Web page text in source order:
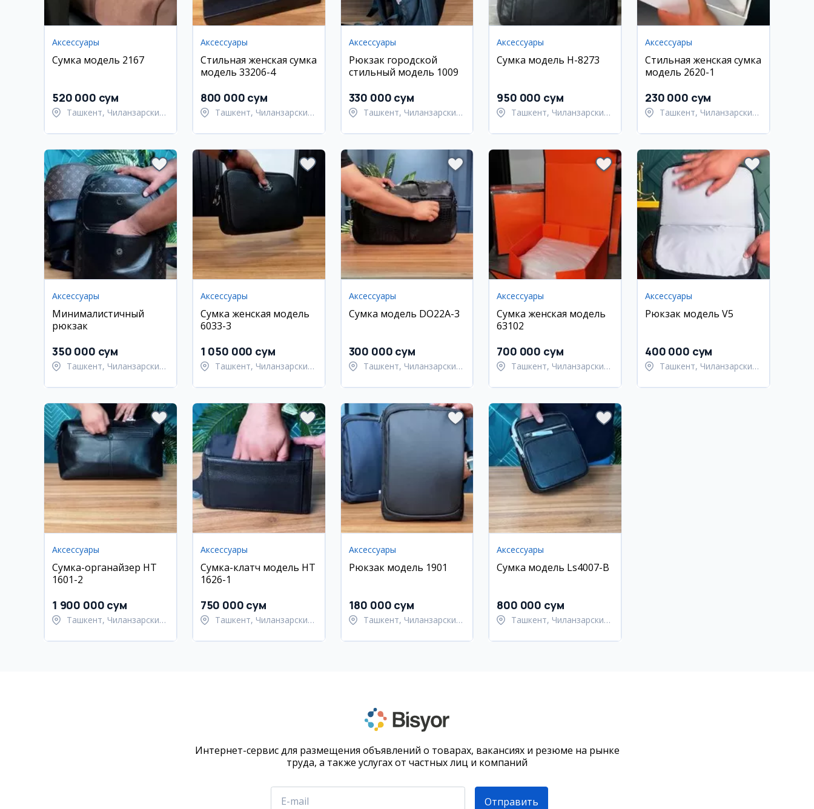
Аксессуары
Сумка модель 2167
520 000 сум
Ташкент, Чиланзарский
Аксессуары
Стильная женская сумка
модель 33206-4
800 000 сум
Ташкент, Чиланзарский
Аксессуары
Рюкзак городской
стильный модель 1009
330 000 сум
Ташкент, Чиланзарский
Аксессуары
Сумка модель H-8273
950 000 сум
Ташкент, Чиланзарский
Аксессуары
Стильная женская сумка
модель 2620-1
230 000 сум
Ташкент, Чиланзарский
Аксессуары
Минималистичный
рюкзак
350 000 сум
Ташкент, Чиланзарский
Аксессуары
Сумка женская модель
6033-3
1 050 000 сум
Ташкент, Чиланзарский
Аксессуары
Сумка модель DO22A-3
300 000 сум
Ташкент, Чиланзарский
Аксессуары
Сумка женская модель
63102
700 000 сум
Ташкент, Чиланзарский
Аксессуары
Рюкзак модель V5
400 000 сум
Ташкент, Чиланзарский
Аксессуары
Сумка-органайзер HT
1601-2
1 900 000 сум
Ташкент, Чиланзарский
Аксессуары
Сумка-клатч модель HT
1626-1
750 000 сум
Ташкент, Чиланзарский
Аксессуары
Рюкзак модель 1901
180 000 сум
Ташкент, Чиланзарский
Аксессуары
Сумка модель Ls4007-B
800 000 сум
Ташкент, Чиланзарский
Интернет-сервис для размещения объявлений о товарах, вакансиях и резюме на рынке
труда, а также услугах от частных лиц и компаний
Отправить